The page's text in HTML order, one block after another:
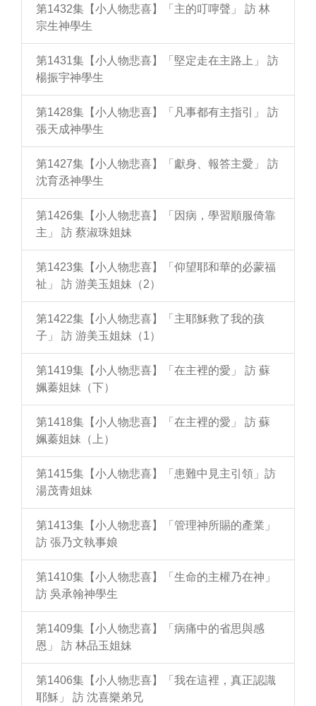
第1432集【小人物悲喜】「主的叮嚀聲」 訪 林
宗生神學生
第1431集【小人物悲喜】「堅定走在主路上」 訪
楊振宇神學生
第1428集【小人物悲喜】「凡事都有主指引」 訪
張天成神學生
第1427集【小人物悲喜】「獻身、報答主愛」 訪
沈育丞神學生
第1426集【小人物悲喜】「因病，學習順服倚靠
主」 訪 蔡淑珠姐妹
第1423集【小人物悲喜】「仰望耶和華的必蒙福
祉」 訪 游美玉姐妹（2）
第1422集【小人物悲喜】「主耶穌救了我的孩
子」 訪 游美玉姐妹（1）
第1419集【小人物悲喜】「在主裡的愛」 訪 蘇
姵蓁姐妹（下）
第1418集【小人物悲喜】「在主裡的愛」 訪 蘇
姵蓁姐妹（上）
第1415集【小人物悲喜】「患難中見主引領」訪
湯茂青姐妹
第1413集【小人物悲喜】「管理神所賜的產業」
訪 張乃文執事娘
第1410集【小人物悲喜】「生命的主權乃在神」
訪 吳承翰神學生
第1409集【小人物悲喜】「病痛中的省思與感
恩」 訪 林品玉姐妹
第1406集【小人物悲喜】「我在這裡，真正認識
耶穌」 訪 沈喜樂弟兄